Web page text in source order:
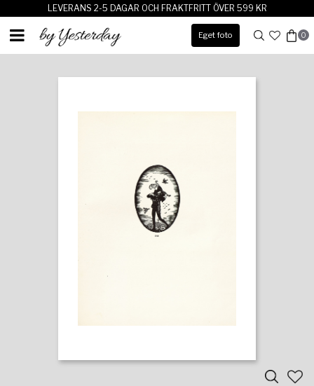
LEVERANS 2-5 DAGAR OCH FRAKTFRITT ÖVER 599 KR
Eget foto 0